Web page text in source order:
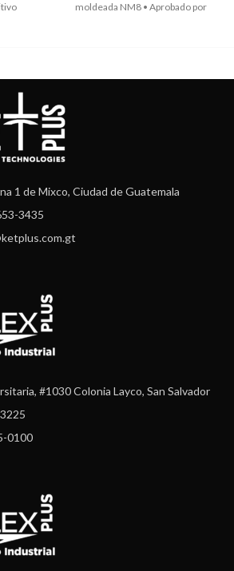
moldeada NM8 • Aprobado por
1 de Mixco, Ciudad de Guatemala
3435
#1030 Colonia Layco, San Salvador
0100